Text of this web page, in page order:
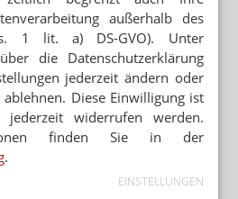
außerhalb des
1 lit. a) DS-GVO). Unter
die Datenschutzerklärung
jederzeit ändern oder
Diese Einwilligung ist
widerrufen werden.
finden Sie in der
.
EINSTELLUNGEN
GKV-Gelder für Steueroasen
Sozialstation gründet
DRINGEND GESUCHT
keine neuen Ärzte“